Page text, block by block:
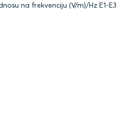
na frekvenciju (V/m)/Hz E1-E3